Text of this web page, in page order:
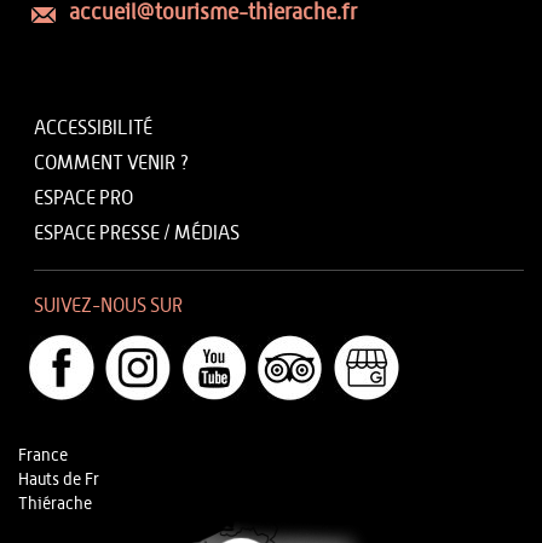
accueil@tourisme-thierache.fr
ACCESSIBILITÉ
COMMENT VENIR ?
ESPACE PRO
ESPACE PRESSE / MÉDIAS
SUIVEZ-NOUS SUR
France
Hauts de Fr
Thiérache